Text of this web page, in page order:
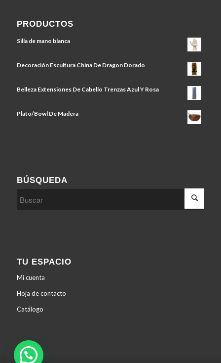
PRODUCTOS
Silla de mano blanca
Decoración Escultura China De Dragon Dorado
Belleza Extensiones De Cabello Trenzas Azul Y Rosa
Plato/Bowl De Madera
BÚSQUEDA
TU ESPACIO
Mi cuenta
Hoja de contacto
Catálogo